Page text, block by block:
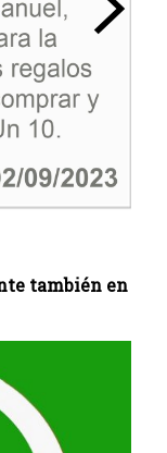
también en